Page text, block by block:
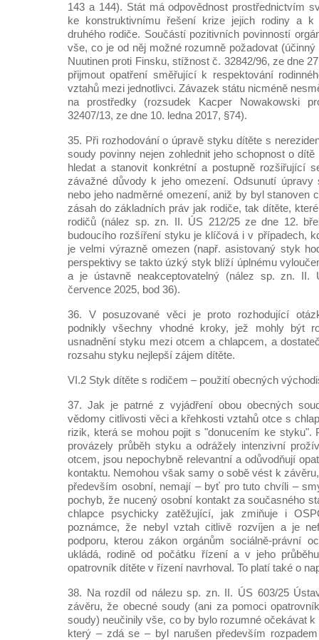
143 a 144). Stát má odpovědnost prostřednictvím
ke konstruktivnímu řešení krize jejich rodiny a k
druhého rodiče. Součástí pozitivních povinností
vše, co je od něj možné rozumně požadovat
Nuutinen proti Finsku, stížnost č. 32842/96, ze dne
přijmout opatření směřující k respektování
vztahů mezi jednotlivci. Závazek státu nicméně
na prostředky (rozsudek Kacper Nowakowski
32407/13, ze dne 10. ledna 2017, §74).
35. Při rozhodování o úpravě styku dítěte s
soudy povinny nejen zohlednit jeho schopnost o
hledat a stanovit konkrétní a postupně rozšiřující
závažné důvody k jeho omezení. Odsunutí úpravy
nebo jeho nadměrné omezení, aniž by byl stanoven
zásah do základních práv jak rodiče, tak dítěte,
rodičů (nález sp. zn. II. ÚS 212/25 ze dne 12.
budoucího rozšíření styku je klíčová i v případech,
je velmi výrazně omezen (např. asistovaný styk
perspektivy se takto úzký styk blíží úplnému
a je ústavně neakceptovatelný (nález sp. zn. II.
července 2025, bod 36).
36. V posuzované věci je proto rozhodující
podnikly všechny vhodné kroky, jež mohly být
usnadnění styku mezi otcem a chlapcem, a
rozsahu styku nejlepší zájem dítěte.
VI.2 Styk dítěte s rodičem – použití obecných
37. Jak je patrné z vyjádření obou obecných
vědomy citlivosti věci a křehkosti vztahů otce s
rizik, která se mohou pojit s "donucením ke styku".
provázely průběh styku a odrážely intenzivní
otcem, jsou nepochybně relevantní a odůvodňují
kontaktu. Nemohou však samy o sobě vést k
především osobní, nemají – byť pro tuto chvíli –
pochyb, že nucený osobní kontakt za současného
chlapce psychicky zatěžující, jak zmiňuje i
poznámce, že nebyl vztah citlivě rozvíjen a je
podporu, kterou zákon orgánům sociálně-právní
ukládá, rodině od počátku řízení a v jeho
opatrovník dítěte v řízení navrhoval. To platí také o
38. Na rozdíl od nálezu sp. zn. II. ÚS 603/25
závěru, že obecné soudy (ani za pomoci
soudy) neučinily vše, co by bylo rozumné očekávat
který – zdá se – byl narušen především